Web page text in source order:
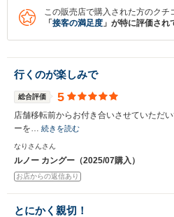
この販売店で購入された方のクチ
「 接客の満足度 」が特に評価され
行くのが楽しみで
総合評価 5
店舗移転前からお付き合いさせていただ
ーを… 続きを読む
なりさんさん
ルノー カングー（2025/07購入）
お店からの返信あり
とにかく親切！
入力途中の情報を保
※次回問い合わせをする際
いいえ